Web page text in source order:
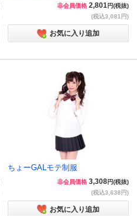
非会員価格 2,801円(税抜)
(税込3,081円)
お気に入り追加
ちょーGALモテ制服
非会員価格 3,308円(税抜)
(税込3,638円)
お気に入り追加